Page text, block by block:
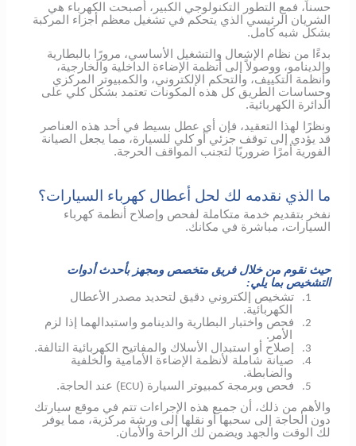
حسناً، فمع التطور التكنولوجي الكبير، أصبحت الكهرباء هي
الشريان الرئيسي الذي يتحكم في تشغيل معظم أجزاء المركبة
بشكل شبه كامل.
بدءًا من نظام الإشعال والتشغيل الأساسي، مرورًا بالبطارية
والدينامو، ووصولاً إلى أنظمة الإضاءة الداخلية والخارجية،
وأنظمة التكييف، والتحكم الإلكتروني، والكمبيوتر المركزي
وحساسات الطريق كل هذه المكونات تعتمد بشكل كلي على
الدائرة الكهربائية.
ونظرًا لهذا التعقيد، فإن أي عطل بسيط في أحد هذه العناصر
قد يؤدي إلى توقف جزئي أو كلي للسيارة، مما يجعل الصيانة
الفورية أمرًا ضروريًا لتجنب المواقف الحرجة.
ما الذي نقدمه لك لحل أعطال كهرباء السيارات؟
نفخر بتقديم خدمة متكاملة لفحص وإصلاح أنظمة كهرباء
السيارات، مباشرة في مكانك.
حيث نقوم من خلال فريق متخصص ومجهز بأحدث أدوات
التشخيص بما يلي:
1.
تشخيص إلكتروني دقيق لتحديد مصدر الأعطال
الكهربائية.
2.
فحص واختبار البطارية والدينامو واستبدالهما إذا لزم
الأمر.
3. إصلاح أو استبدال الأسلاك والمفاتيح الكهربائية التالفة.
4.
صيانة شاملة لأنظمة الإضاءة الأمامية والخلفية
والضابطة.
5. فحص وبرمجة كمبيوتر السيارة (ECU) عند الحاجة.
والأهم من ذلك، أن جميع هذه الإجراءات تتم في موقع سيارتك
دون الحاجة إلى سحبها أو نقلها إلى ورشة مركزية، مما يوفر
لك الوقت والجهد ويضمن لك الراحة والأمان.